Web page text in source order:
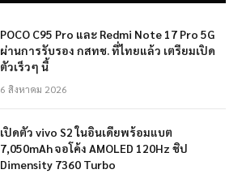
POCO C95 Pro และ Redmi Note 17 Pro 5G
ผ่านการรับรอง กสทช. ที่ไทยแล้ว เตรียมเปิด
ตัวเร็วๆ นี้
6 สิงหาคม 2026
เปิดตัว vivo S2 ในอินเดียพร้อมแบต
7,050mAh จอโค้ง AMOLED 120Hz ชิป
Dimensity 7360 Turbo